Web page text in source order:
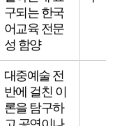
구되는 한국
어교육 전문
성 함양
대중예술 전
반에 걸친 이
론을 탐구하